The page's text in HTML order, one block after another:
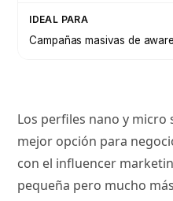
Campañas masivas de
Los perfiles nano y micro
mejor opción para
con el influencer
pequeña pero mucho